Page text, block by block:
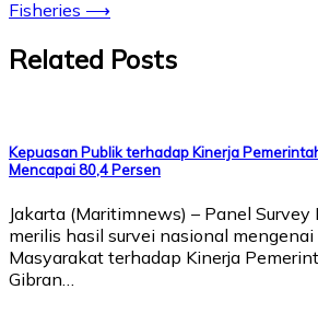
Fisheries ⟶
Related Posts
Kepuasan Publik terhadap Kinerja
Mencapai 80,4 Persen
Jakarta (Maritimnews) – Panel Survey
merilis hasil survei nasional
Masyarakat terhadap Kinerja
Gibran…